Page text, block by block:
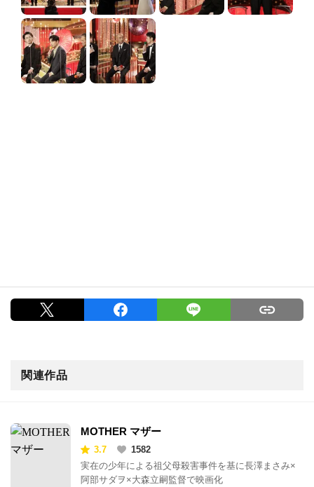
関連作品
MOTHER マザー
3.7
1582
実在の少年による祖父母殺害事件を基に長澤まさみ×
阿部サダヲ×大森立嗣監督で映画化